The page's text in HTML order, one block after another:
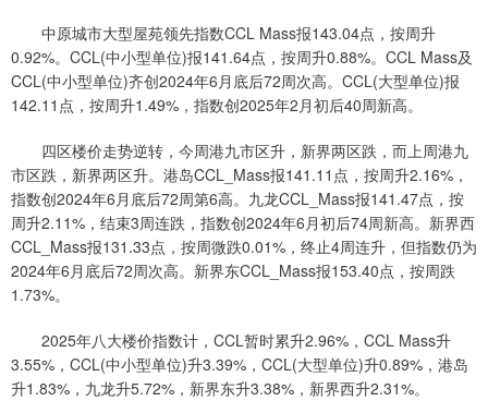
中原城市大型屋苑领先指数CCL Mass报143.04点，按周升
0.92%。CCL(中小型单位)报141.64点，按周升0.88%。CCL Mass及
CCL(中小型单位)齐创2024年6月底后72周次高。CCL(大型单位)报
142.11点，按周升1.49%，指数创2025年2月初后40周新高。
四区楼价走势逆转，今周港九市区升，新界两区跌，而上周港九
市区跌，新界两区升。港岛CCL_Mass报141.11点，按周升2.16%，
指数创2024年6月底后72周第6高。九龙CCL_Mass报141.47点，按
周升2.11%，结束3周连跌，指数创2024年6月初后74周新高。新界西
CCL_Mass报131.33点，按周微跌0.01%，终止4周连升，但指数仍为
2024年6月底后72周次高。新界东CCL_Mass报153.40点，按周跌
1.73%。
2025年八大楼价指数计，CCL暂时累升2.96%，CCL Mass升
3.55%，CCL(中小型单位)升3.39%，CCL(大型单位)升0.89%，港岛
升1.83%，九龙升5.72%，新界东升3.38%，新界西升2.31%。